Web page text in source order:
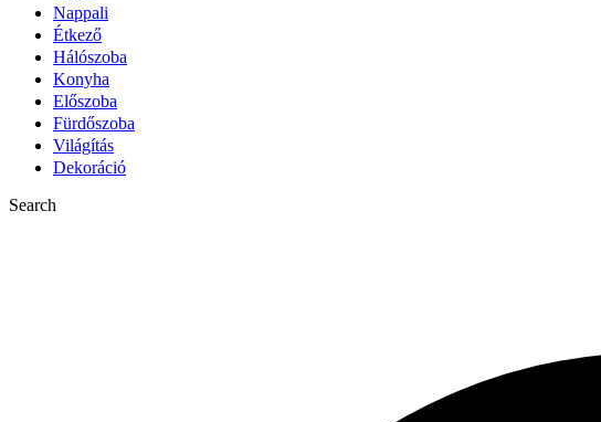
Nappali
Étkező
Hálószoba
Konyha
Előszoba
Fürdőszoba
Világítás
Dekoráció
Search